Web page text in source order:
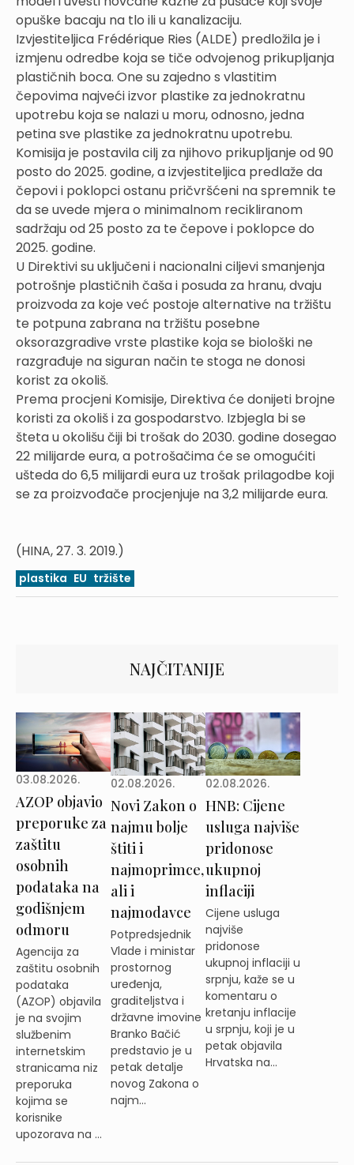
opuške bacaju na tlo ili u kanalizaciju.
Izvjestiteljica Frédérique Ries (ALDE) predložila je i
izmjenu odredbe koja se tiče odvojenog prikupljanja
plastičnih boca. One su zajedno s vlastitim
čepovima najveći izvor plastike za jednokratnu
upotrebu koja se nalazi u moru, odnosno, jedna
petina sve plastike za jednokratnu upotrebu.
Komisija je postavila cilj za njihovo prikupljanje od 90
posto do 2025. godine, a izvjestiteljica predlaže da
čepovi i poklopci ostanu pričvršćeni na spremnik te
da se uvede mjera o minimalnom recikliranom
sadržaju od 25 posto za te čepove i poklopce do
2025. godine.
U Direktivi su uključeni i nacionalni ciljevi smanjenja
potrošnje plastičnih čaša i posuda za hranu, dvaju
proizvoda za koje već postoje alternative na tržištu
te potpuna zabrana na tržištu posebne
oksorazgradive vrste plastike koja se biološki ne
razgrađuje na siguran način te stoga ne donosi
korist za okoliš.
Prema procjeni Komisije, Direktiva će donijeti brojne
koristi za okoliš i za gospodarstvo. Izbjegla bi se
šteta u okolišu čiji bi trošak do 2030. godine dosegao
22 milijarde eura, a potrošačima će se omogućiti
ušteda do 6,5 milijardi eura uz trošak prilagodbe koji
se za proizvođače procjenjuje na 3,2 milijarde eura.
(HINA, 27. 3. 2019.)
plastika EU tržište
NAJČITANIJE
03.08.2026.
AZOP objavio
preporuke za
zaštitu
osobnih
podataka na
godišnjem
odmoru
Agencija za
zaštitu osobnih
podataka
(AZOP) objavila
je na svojim
službenim
internetskim
stranicama niz
preporuka
kojima se
korisnike
upozorava na ...
02.08.2026.
Novi Zakon o
najmu bolje
štiti i
najmoprimce,
ali i
najmodavce
Potpredsjednik
Vlade i ministar
prostornog
uređenja,
graditeljstva i
državne imovine
Branko Bačić
predstavio je u
petak detalje
novog Zakona o
najm...
02.08.2026.
HNB: Cijene
usluga najviše
pridonose
ukupnoj
inflaciji
Cijene usluga
najviše
pridonose
ukupnoj inflaciji u
srpnju, kaže se u
komentaru o
kretanju inflacije
u srpnju, koji je u
petak objavila
Hrvatska na...